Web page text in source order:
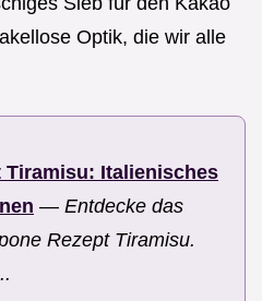
Optik, die wir alle
Tiramisu: Italienisches
— Entdecke das
Rezept Tiramisu.